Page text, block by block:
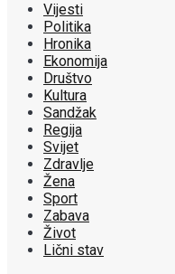
Vijesti
Politika
Hronika
Ekonomija
Društvo
Kultura
Sandžak
Regija
Svijet
Zdravlje
Žena
Sport
Zabava
Život
Lični stav